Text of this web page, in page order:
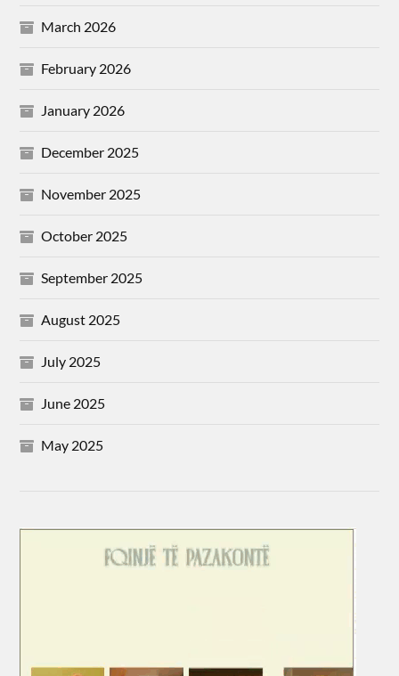
March 2026
February 2026
January 2026
December 2025
November 2025
October 2025
September 2025
August 2025
July 2025
June 2025
May 2025